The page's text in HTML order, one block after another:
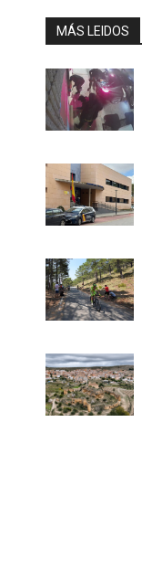
MÁS LEIDOS